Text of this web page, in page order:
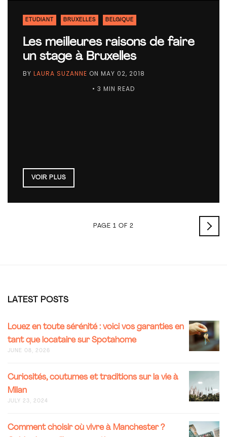
ETUDIANT BRUXELLES BELGIQUE
Les meilleures raisons de faire
un stage à Bruxelles
BY LAURA SUZANNE ON MAY 02, 2018
• 3 MIN READ
VOIR PLUS
PAGE 1 OF 2
LATEST POSTS
LOUEZ
EN
TOUTE
VOICI
VOS
EN
QUE
Louez en toute sérénité : voici vos garanties en
tant que locataire sur Spotahome
JUNE 08, 2026
ET
LA
VIE
Curiosités, coutumes et traditions sur la vie à
Milan
JULY 23, 2024
Comment choisir où vivre à Manchester ?